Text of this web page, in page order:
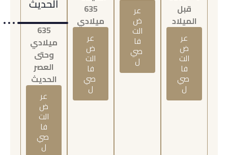
قبل
الميلاد
عر
ض
الت
فا
صي
ل
عر
ض
الت
فا
صي
ل
635
ميلادي
عر
ض
الت
فا
صي
ل
الحديث
635
ميلادي
وحتى
العصر
الحديث
عر
ض
الت
فا
صي
ل